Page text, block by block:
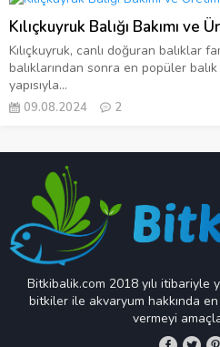
Kılıçkuyruk Balığı Bakımı ve
Kılıçkuyruk, canlı doğuran balıklar
balıklarından sonra en popüler
yapısıyla...
09.08.2024 2
Bitkibalik.com 2018 yılı itibariyle
bitkiler ile akvaryum hakkında
vermeyi